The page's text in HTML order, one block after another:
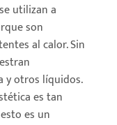
utilizan a
son
al calor. Sin
y otros líquidos.
es tan
es un